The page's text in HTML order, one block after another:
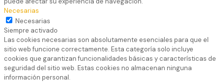
Necesarias
Necesarias
Siempre activado
Las cookies necesarias son absolutamente esenciales para que el
sitio web funcione correctamente. Esta categoría solo incluye
cookies que garantizan funcionalidades básicas y características de
seguridad del sitio web. Estas cookies no almacenan ninguna
información personal.